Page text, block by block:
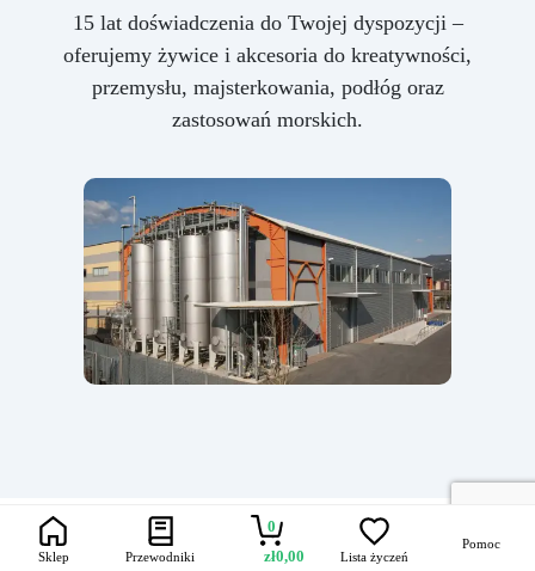
15 lat doświadczenia do Twojej dyspozycji –
oferujemy żywice i akcesoria do kreatywności,
przemysłu, majsterkowania, podłóg oraz
zastosowań morskich.
Sklep Przewodniki
0
zł0,00 Lista życzeń
Pomoc